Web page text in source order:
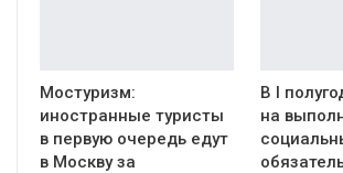
Мостуризм:
иностранные туристы
в первую очередь едут
в Москву за
В I
на